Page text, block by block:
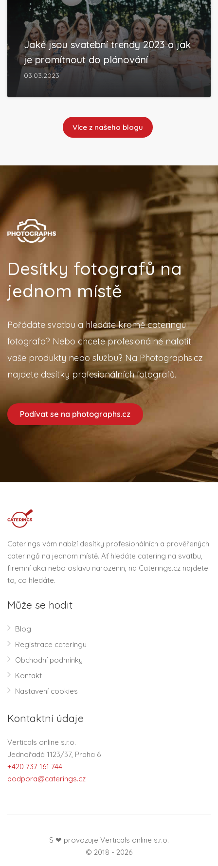
Jaké jsou svatební trendy 2023 a jak
je promítnout do plánování
03.03.2023
Více z našeho blogu
Desítky fotografů na
jednom místě
Pořádáte svatbu a hledáte kromě cateringu i
fotografa? Nebo chcete profesionálně nafotit
vaše produkty nebo službu? Na Photographs.cz
najdete desítky profesionálních fotografů.
Podívat se na photographs.cz
Caterings vám nabízí desítky profesionálních a prověřených
cateringů na jednom místě. Ať hledáte catering na svatbu,
firemní akci nebo oslavu narozenin, na Caterings.cz najdete
to, co hledáte.
Může se hodit
Blog
Registrace cateringu
Obchodní podmínky
Kontakt
Nastavení cookies
Kontaktní údaje
Verticals online s.r.o.
Jednořadá 1123/37, Praha 6
+420 737 161 744
podpora@caterings.cz
S ❤ provozuje Verticals online s.r.o.
© 2018 - 2026